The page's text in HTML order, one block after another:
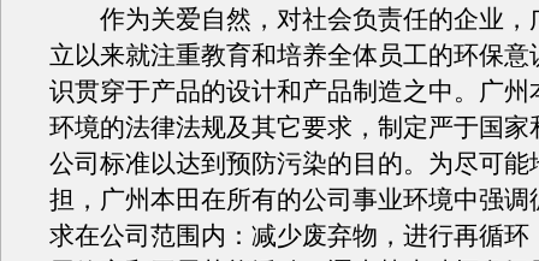
作为关爱自然，对社会负责任的企业，
立以来就注重教育和培养全体员工的环保意
识贯穿于产品的设计和产品制造之中。广州
环境的法律法规及其它要求，制定严于国家
公司标准以达到预防污染的目的。为尽可能
担，广州本田在所有的公司事业环境中强调
求在公司范围内：减少废弃物，进行再循环